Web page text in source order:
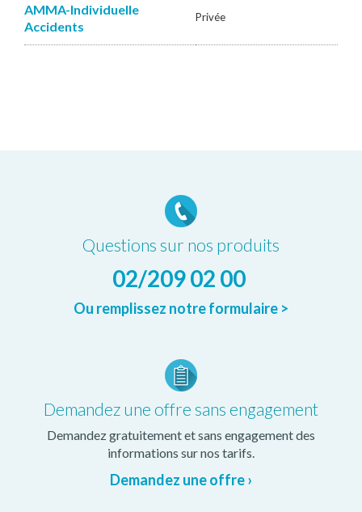
AMMA-Individuelle
Accidents
Privée
Questions sur nos produits
02/209 02 00
Ou remplissez notre formulaire >
Demandez une offre sans engagement
Demandez gratuitement et sans engagement des
informations sur nos tarifs.
Demandez une offre ›